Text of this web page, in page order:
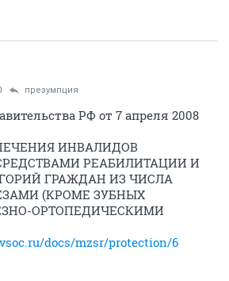
презумпция
РФ от 7 апреля 2008
ИНВАЛИДОВ
РЕАБИЛИТАЦИИ И
ГРАЖДАН ИЗ ЧИСЛА
(КРОМЕ ЗУБНЫХ
ОРТОПЕДИЧЕСКИМИ
docs/mzsr/protection/6